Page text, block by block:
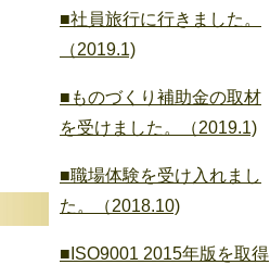
■社員旅行に行きました。
（2019.1)
■ものづくり補助金の取材
を受けました。（2019.1)
■職場体験を受け入れまし
た。（2018.10)
■ISO9001 2015年版を取得